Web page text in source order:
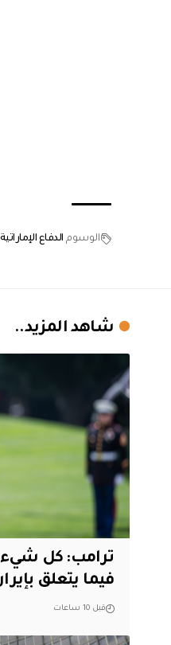
الوسوم الدفاع الإماراتية
شاهد المزيد..
ترامب: كل شيء
فيما يتعلق
قبل 10 ساعات